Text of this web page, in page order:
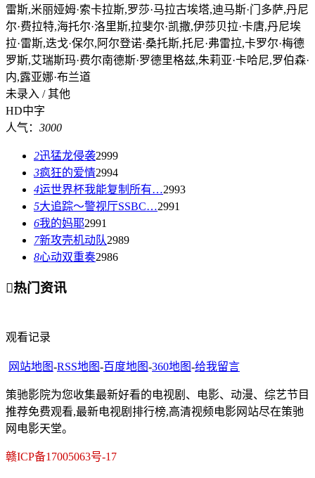
雷斯,米丽娅姆·索卡拉斯,罗莎·马拉古埃塔,迪马斯·门多萨,丹尼
尔·费拉特,海托尔·洛里斯,拉斐尔·凯撒,伊莎贝拉·卡唐,丹尼埃
拉·雷斯,迭戈·保尔,阿尔登诺·桑托斯,托尼·弗雷拉,卡罗尔·梅德
罗斯,艾瑞斯玛·费尔南德斯·罗德里格兹,朱莉亚·卡哈尼,罗伯森·
内,露亚娜·布兰道
未录入 / 其他
HD中字
人气： 3000
2迅猛龙侵袭2999
3疯狂的爱情2994
4运世界杯我能复制所有…2993
5大追踪〜警视厅SSBC…2991
6我的妈耶2991
7新攻壳机动队2989
8心动双重奏2986
热门资讯
观看记录
网站地图-RSS地图-百度地图-360地图-给我留言
策驰影院为您收集最新好看的电视剧、电影、动漫、综艺节目
推荐免费观看,最新电视剧排行榜,高清视频电影网站尽在策驰
网电影天堂。
赣ICP备17005063号-17